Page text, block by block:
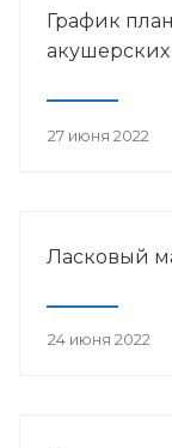
График
акушерских
27 июня 2022
Ласковый
24 июня 2022